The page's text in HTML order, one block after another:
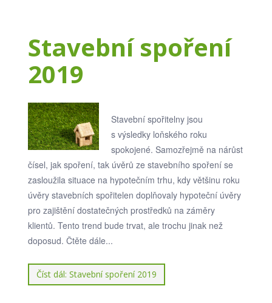
Stavební spoření
2019
Stavební spořitelny jsou
s výsledky loňského roku
spokojené. Samozřejmě na nárůst
čísel, jak spoření, tak úvěrů ze stavebního spoření se
zasloužila situace na hypotečním trhu, kdy většinu roku
úvěry stavebních spořitelen doplňovaly hypoteční úvěry
pro zajištění dostatečných prostředků na záměry
klientů. Tento trend bude trvat, ale trochu jinak než
doposud. Čtěte dále...
Číst dál: Stavební spoření 2019